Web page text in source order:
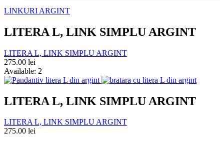
LINKURI ARGINT
LITERA L, LINK SIMPLU ARGINT
LITERA L, LINK SIMPLU ARGINT
275.00 lei
Available: 2
LITERA L, LINK SIMPLU ARGINT
LITERA L, LINK SIMPLU ARGINT
275.00 lei